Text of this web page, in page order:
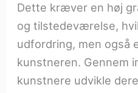
Dette kræver en høj
og tilstedeværelse,
udfordring, men også
kunstneren. Gennem
kunstnere udvikle